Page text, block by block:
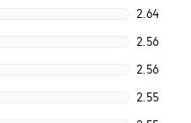
2.64
2.56
2.56
2.55